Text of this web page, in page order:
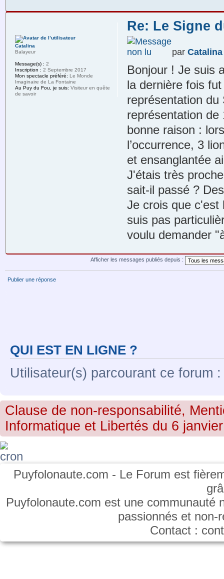
Re: Le Signe
par Catalina
Bonjour ! Je suis
la dernière fois
représentation du
représentation
bonne raison :
l’occurrence, 3
et ensanglantée
J'étais très
sait-il passé ?
Je crois que c'est
suis pas
voulu demander
Catalina
Balayeur
Message(s) : 2
Inscription : 2 Septembre 2017
Mon spectacle préféré: Le Monde
Imaginaire de La Fontaine
Au Puy du Fou, je suis: Visiteur en quête
de savoir
Afficher les messages publiés depuis :
Publier une réponse
QUI EST EN LIGNE ?
Utilisateur(s) parcourant ce forum
Clause de non-responsabilité,
Informatique et Libertés du 6
Puyfolonaute.com - Le Forum est
Puyfolonaute.com est une communauté
passionnés et
Contact :